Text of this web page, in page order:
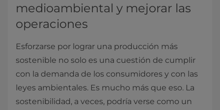
medioambiental y mejorar las
operaciones
Esforzarse por lograr una producción más
sostenible no solo es una cuestión de cumplir
con la demanda de los consumidores y con las
leyes ambientales. Es mucho más que eso. La
sostenibilidad, a veces, podría verse como un